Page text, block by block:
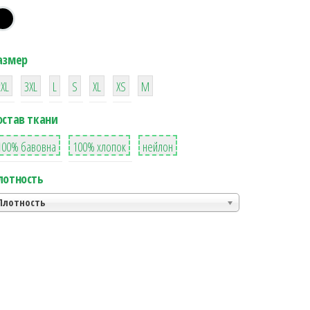
38 16
3XL
42
L
42
S
42
XL XS
М
ткани
8
бавовна
36
100% хлопок
2
нейлон